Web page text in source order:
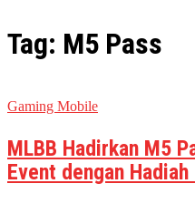
Tag: M5 Pass
Gaming Mobile
MLBB Hadirkan M5
Event dengan